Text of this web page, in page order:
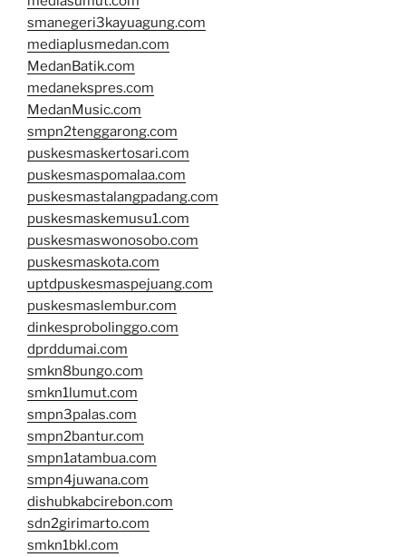
smanegeri3kayuagung.com
mediaplusmedan.com
MedanBatik.com
medanekspres.com
MedanMusic.com
smpn2tenggarong.com
puskesmaskertosari.com
puskesmaspomalaa.com
puskesmastalangpadang.com
puskesmaskemusu1.com
puskesmaswonosobo.com
puskesmaskota.com
uptdpuskesmaspejuang.com
puskesmaslembur.com
dinkesprobolinggo.com
dprddumai.com
smkn8bungo.com
smkn1lumut.com
smpn3palas.com
smpn2bantur.com
smpn1atambua.com
smpn4juwana.com
dishubkabcirebon.com
sdn2girimarto.com
smkn1bkl.com